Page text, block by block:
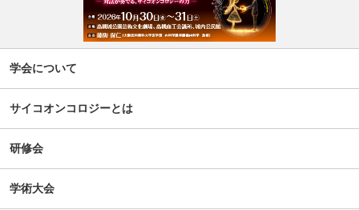
学会について
サイコオンコロジーとは
研修会
学術大会